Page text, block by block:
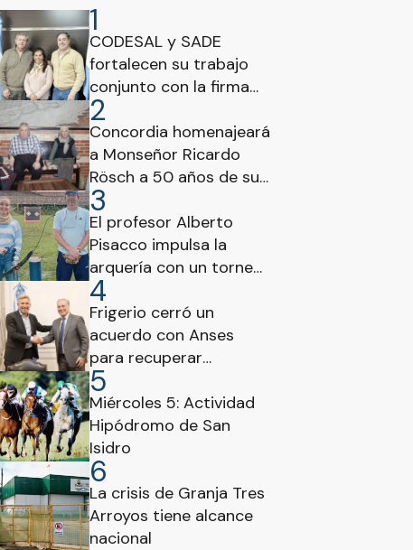
1
CODESAL y SADE
fortalecen su trabajo
conjunto con la firma
de un nuevo convenio
2
Concordia homenajeará
a Monseñor Ricardo
Rösch a 50 años de su
fallecimiento
3
El profesor Alberto
Pisacco impulsa la
arquería con un torneo
promocional para
nuevos deportistas
4
Frigerio cerró un
acuerdo con Anses
para recuperar
fondos del sistema
jubilatorio entrerriano
5
Miércoles 5: Actividad
Hipódromo de San
Isidro
6
La crisis de Granja Tres
Arroyos tiene alcance
nacional